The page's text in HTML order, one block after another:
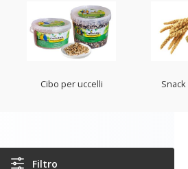
Cibo per uccelli
Filtro